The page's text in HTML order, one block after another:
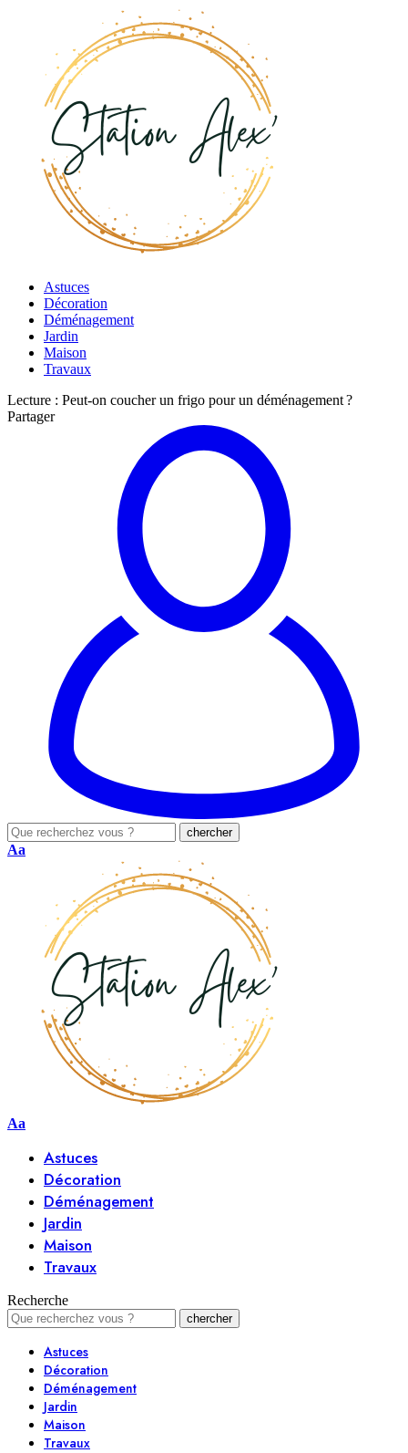
Astuces
Décoration
Déménagement
Jardin
Maison
Travaux
Lecture : Peut-on coucher un frigo pour un déménagement ?
Partager
Aa
Aa
Astuces
Décoration
Déménagement
Jardin
Maison
Travaux
Recherche
Astuces
Décoration
Déménagement
Jardin
Maison
Travaux